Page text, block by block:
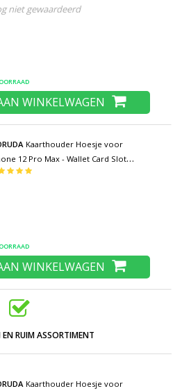
Flip Cover Case - Rood
niet gewaardeerd
WINKELWAGEN
Kaarthouder Hoesje voor
12 Pro Max - Wallet Card Slot
Flip Cover Case - Grijs
WINKELWAGEN
EN RUIM ASSORTIMENT
Kaarthouder Hoesje voor